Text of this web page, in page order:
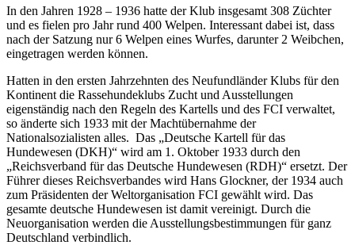
In den Jahren 1928 – 1936 hatte der Klub insgesamt 308 Züchter
und es fielen pro Jahr rund 400 Welpen. Interessant dabei ist, dass
nach der Satzung nur 6 Welpen eines Wurfes, darunter 2 Weibchen,
eingetragen werden können.
Hatten in den ersten Jahrzehnten des Neufundländer Klubs für den
Kontinent die Rassehundeklubs Zucht und Ausstellungen
eigenständig nach den Regeln des Kartells und des FCI verwaltet,
so änderte sich 1933 mit der Machtübernahme der
Nationalsozialisten alles. Das „Deutsche Kartell für das
Hundewesen (DKH)“ wird am 1. Oktober 1933 durch den
„Reichsverband für das Deutsche Hundewesen (RDH)“ ersetzt. Der
Führer dieses Reichsverbandes wird Hans Glockner, der 1934 auch
zum Präsidenten der Weltorganisation FCI gewählt wird. Das
gesamte deutsche Hundewesen ist damit vereinigt. Durch die
Neuorganisation werden die Ausstellungsbestimmungen für ganz
Deutschland verbindlich.